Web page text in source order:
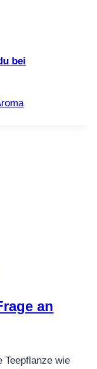
bei
an
Teepflanze wie